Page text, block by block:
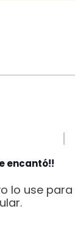
encantó!!
lo use